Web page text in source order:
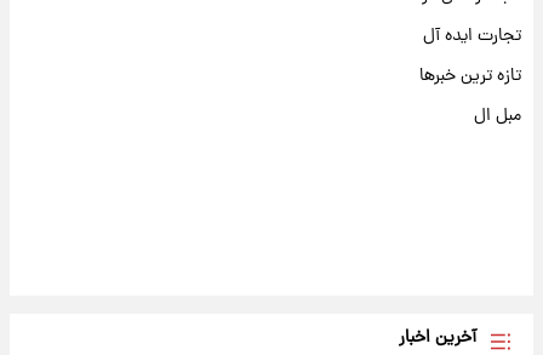
تجارت ایده آل
تازه ترین خبرها
مبل ال
آخرین اخبار